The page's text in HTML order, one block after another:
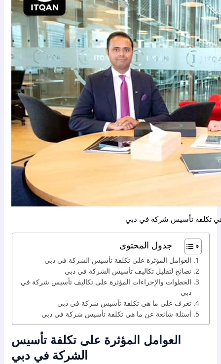
تكلفة تأسيس شركة في دبي
جدول المحتوى
العوامل المؤثرة على تكلفة تأسيس الشركة في دبي
نصائح لتقليل تكاليف تأسيس الشركة في دبي
الخطوات والإجراءات المؤثرة على تكاليف تأسيس شركة في
دبي
تعرف على ما هي تكلفة تأسيس شركة في دبي
أسئلة شائعة عن ما هي تكلفة تأسيس شركة في دبي
العوامل المؤثرة على تكلفة تأسيس
الشركة في دبي